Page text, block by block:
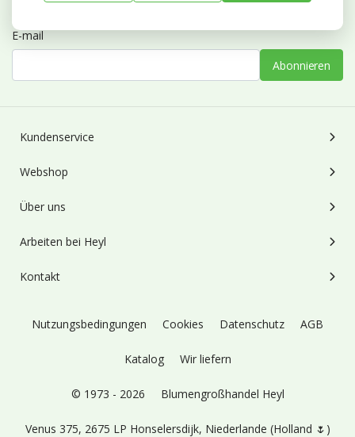
E-mail
Abonnieren
Kundenservice
Webshop
Über uns
Arbeiten bei Heyl
Kontakt
Nutzungsbedingungen Cookies Datenschutz AGB
Katalog Wir liefern
© 1973 - 2026 Blumengroßhandel Heyl
Venus 375, 2675 LP Honselersdijk, Niederlande (Holland 🌷)